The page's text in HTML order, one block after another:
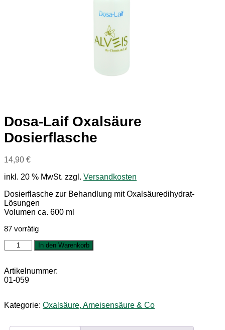
Dosa-Laif Oxalsäure
Dosierflasche
14,90 €
inkl. 20 % MwSt. zzgl. Versandkosten
Dosierflasche zur Behandlung mit Oxalsäuredihydrat-
Lösungen
Volumen ca. 600 ml
87 vorrätig
Dosa-
Laif
Dosierflasche
Menge
In den Warenkorb
Artikelnummer:
01-059
Kategorie: Oxalsäure, Ameisensäure & Co